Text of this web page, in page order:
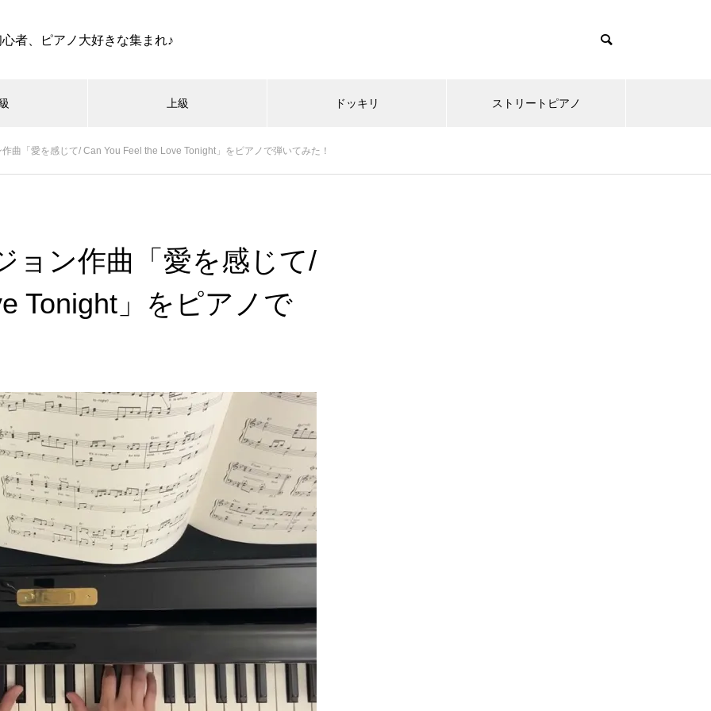
者、ピアノ大好きな集まれ♪
上級 ドッキリ ストリートピアノ
曲「愛を感じて/ Can You Feel the Love Tonight」をピアノで弾いてみた！
ョン作曲「愛を感じて/
Tonight」をピアノで